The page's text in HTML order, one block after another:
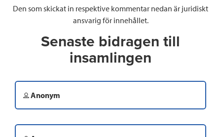
Den som skickat in respektive kommentar nedan är juridiskt
ansvarig för innehållet.
Senaste bidragen till
insamlingen
Anonym